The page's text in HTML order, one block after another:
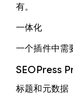
有。
一体化
一个插件中需
SEOPress
标题和元数据